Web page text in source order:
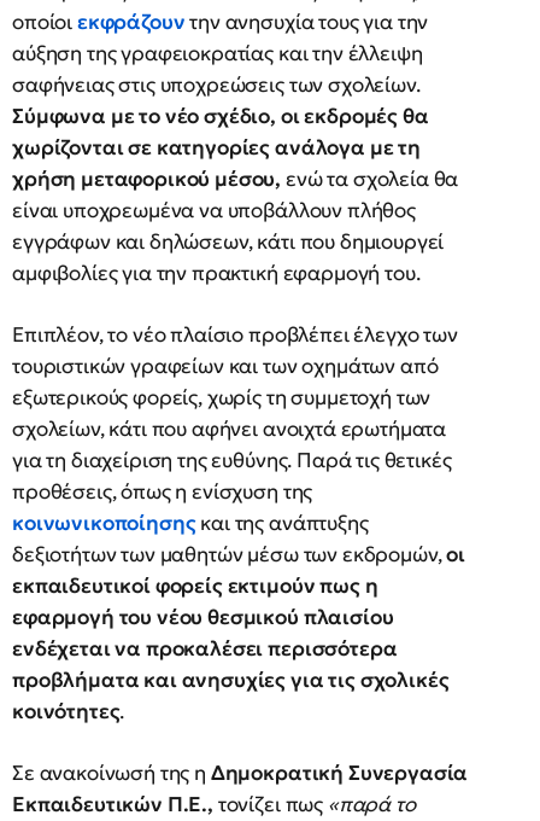
οποίοιεκφράζουντην ανησυχία τους για την
αύξηση της γραφειοκρατίας και την έλλειψη
σαφήνειας στις υποχρεώσεις των σχολείων.
Σύμφωνα με το νέο σχέδιο, οι εκδρομές θα
χωρίζονται σε κατηγορίες ανάλογα με τη
χρήση μεταφορικού μέσου, ενώ τα σχολεία θα
είναι υποχρεωμένα να υποβάλλουν πλήθος
εγγράφων και δηλώσεων, κάτι που δημιουργεί
αμφιβολίες για την πρακτική εφαρμογή του.
Επιπλέον, το νέο πλαίσιο προβλέπει έλεγχο των
τουριστικών γραφείων και των οχημάτων από
εξωτερικούς φορείς, χωρίς τη συμμετοχή των
σχολείων, κάτι που αφήνει ανοιχτά ερωτήματα
για τη διαχείριση της ευθύνης. Παρά τις θετικές
προθέσεις, όπως η ενίσχυση της
κοινωνικοποίησηςκαι της ανάπτυξης
δεξιοτήτων των μαθητών μέσω των εκδρομών,οι
εκπαιδευτικοί φορείς εκτιμούν πως η
εφαρμογή του νέου θεσμικού πλαισίου
ενδέχεται να προκαλέσει περισσότερα
προβλήματα και ανησυχίες για τις σχολικές
κοινότητες.
Σε ανακοίνωσή της η Δημοκρατική Συνεργασία
Εκπαιδευτικών Π.Ε., τονίζει πως «παρά το